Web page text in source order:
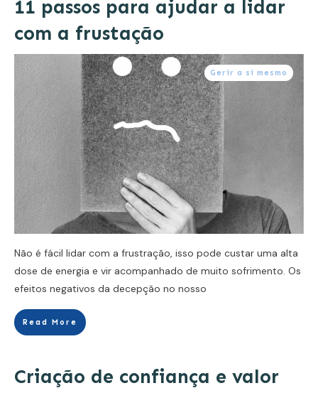
11 passos para ajudar a lidar
com a frustação
Gerir a si mesmo
Não é fácil lidar com a frustração, isso pode custar uma alta
dose de energia e vir acompanhado de muito sofrimento. Os
efeitos negativos da decepção no nosso
Read More
Criação de confiança e valor